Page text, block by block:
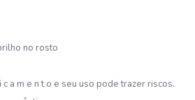
no rosto
a m e n t o e seu uso pode trazer riscos.